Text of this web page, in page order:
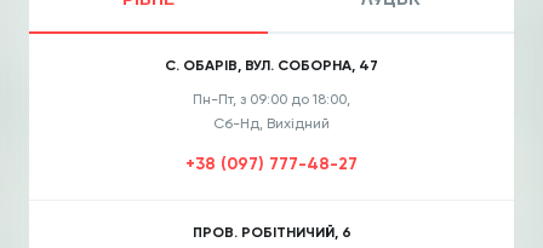
С. ОБАРІВ, ВУЛ. СОБОРНА, 47
Пн-Пт, з 09:00 до 18:00,
Сб-Нд, Вихідний
+38 (097) 777-48-27
ПРОВ. РОБІТНИЧИЙ, 6